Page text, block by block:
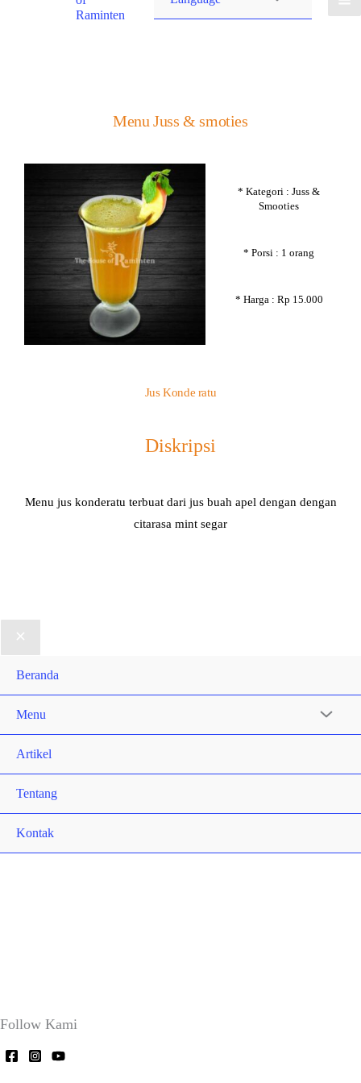
Raminten
Menu Juss & smoties
* Kategori : Juss &
Smooties
* Porsi : 1 orang
* Harga : Rp 15.000
Jus Konde ratu
Diskripsi
Menu jus konderatu terbuat dari jus buah apel dengan dengan
citarasa mint segar
Beranda
Menu
Artikel
Tentang
Kontak
Follow Kami